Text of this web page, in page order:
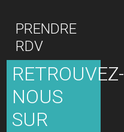
PRENDRE
RDV
RETROUVEZ-
NOUS
SUR